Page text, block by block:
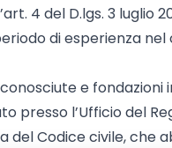
4 del D.lgs. 3 luglio
di esperienza nel
e fondazioni
l’Ufficio del
del Codice civile, che